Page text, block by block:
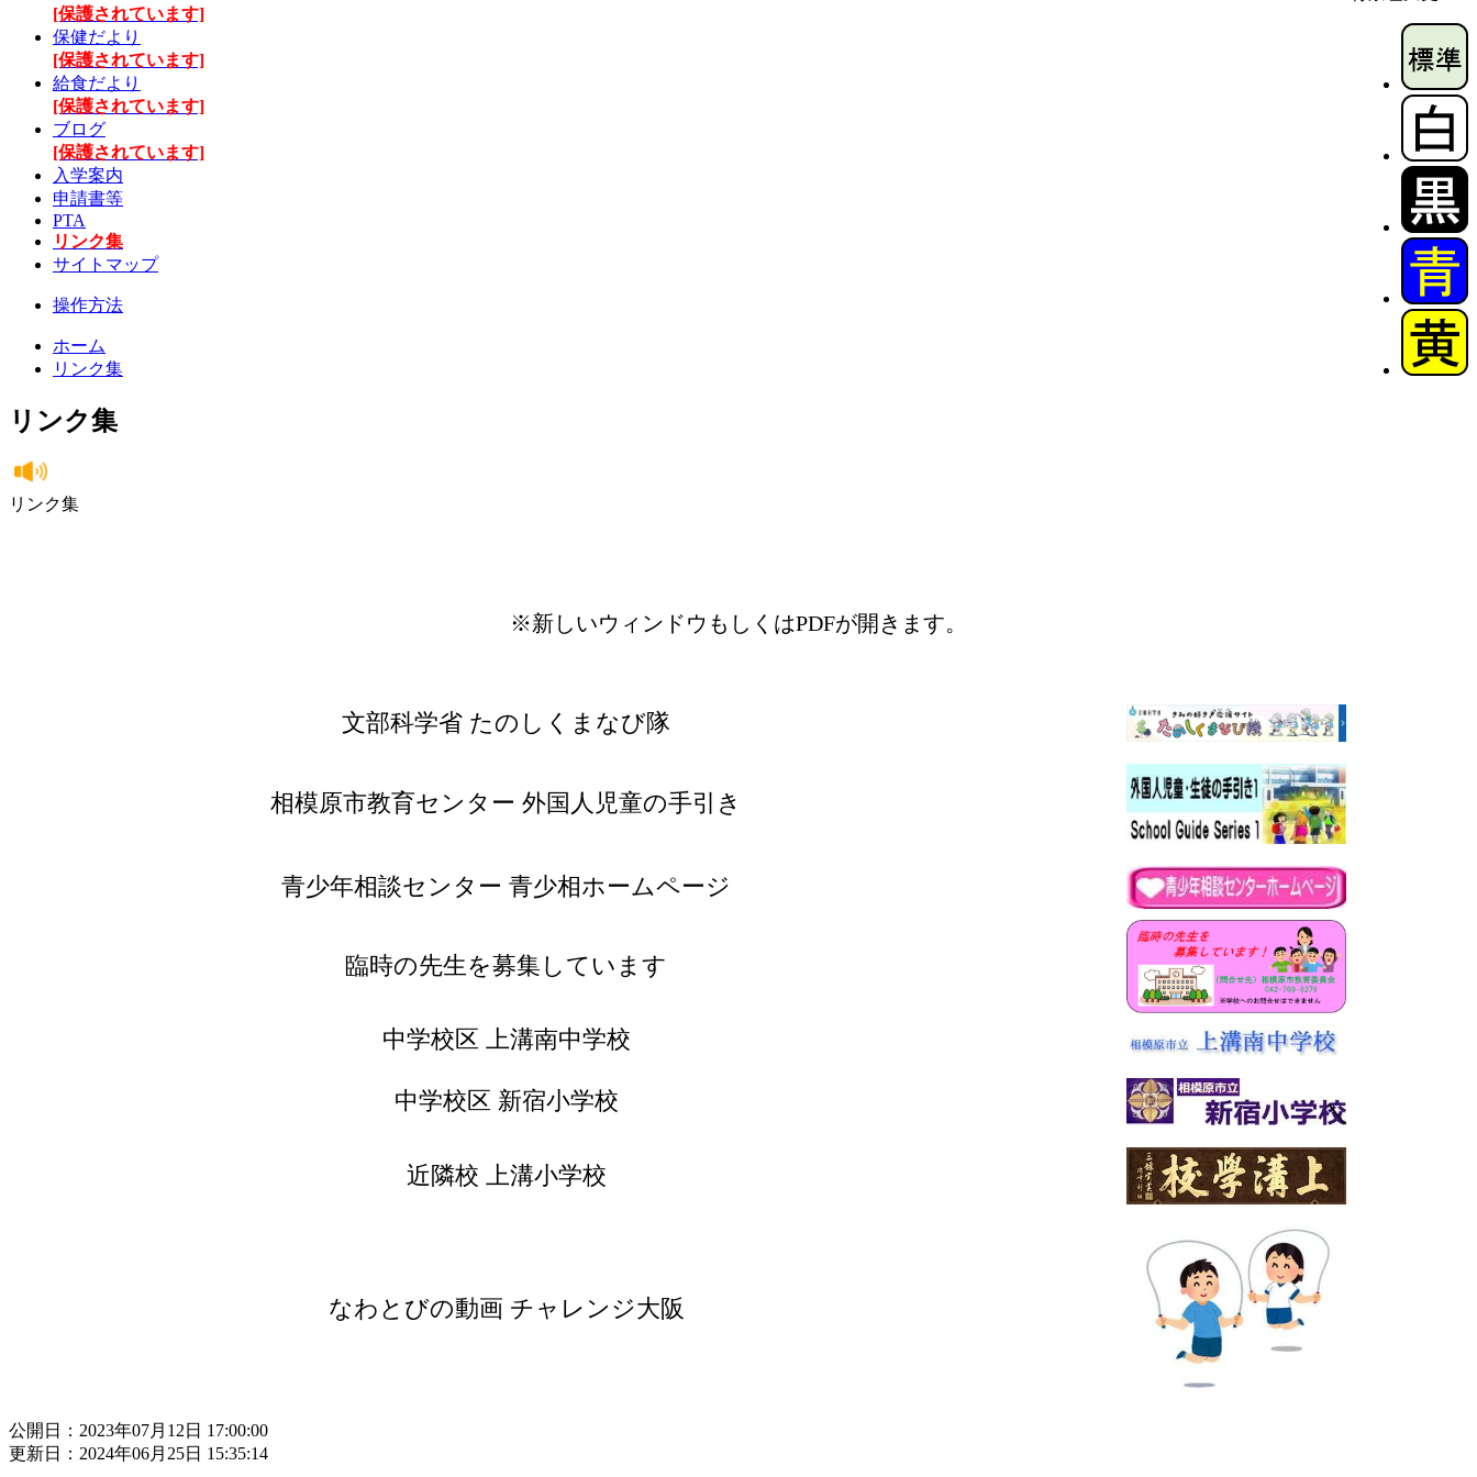
[保護されています]
保健だより
[保護されています]
給食だより
[保護されています]
ブログ
[保護されています]
入学案内
申請書等
PTA
リンク集
サイトマップ
操作方法
ホーム
リンク集
リンク集
リンク集
※新しいウィンドウもしくはPDFが開きます。
文部科学省 たのしくまなび隊
相模原市教育センター 外国人児童の手引き
青少年相談センター 青少相ホームページ
臨時の先生を募集しています
中学校区 上溝南中学校
中学校区 新宿小学校
近隣校 上溝小学校
なわとびの動画 チャレンジ大阪
公開日：2023年07月12日 17:00:00
更新日：2024年06月25日 15:35:14